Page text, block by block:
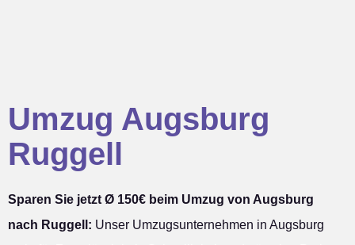
Umzug Augsburg
Ruggell
Sparen Sie jetzt Ø 150€ beim Umzug von Augsburg
nach Ruggell: Unser Umzugsunternehmen in Augsburg